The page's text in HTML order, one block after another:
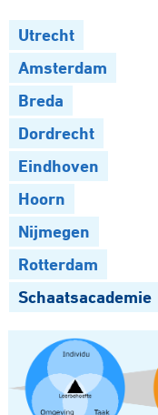
Utrecht
Amsterdam
Breda
Dordrecht
Eindhoven
Hoorn
Nijmegen
Rotterdam
Schaatsacademie